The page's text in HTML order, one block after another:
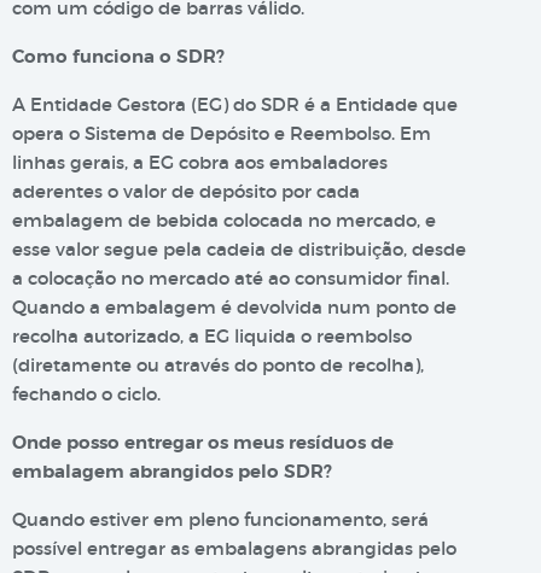
com um código de barras válido.
Como funciona o SDR?
A Entidade Gestora (EG) do SDR é a Entidade que
opera o Sistema de Depósito e Reembolso. Em
linhas gerais, a EG cobra aos embaladores
aderentes o valor de depósito por cada
embalagem de bebida colocada no mercado, e
esse valor segue pela cadeia de distribuição, desde
a colocação no mercado até ao consumidor final.
Quando a embalagem é devolvida num ponto de
recolha autorizado, a EG liquida o reembolso
(diretamente ou através do ponto de recolha),
fechando o ciclo.
Onde posso entregar os meus resíduos de
embalagem abrangidos pelo SDR?
Quando estiver em pleno funcionamento, será
possível entregar as embalagens abrangidas pelo